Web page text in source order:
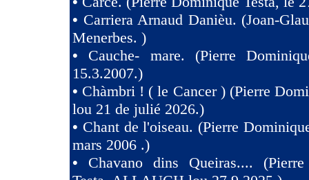
• Carriera Arnaud Danièu. (Joan-
Menerbes. )
• Cauche- mare. (Pierre
15.3.2007.)
• Chàmbri ! ( le Cancer ) (Pierre
lou 21 de julié 2026.)
• Chant de l'oiseau. (Pierre
mars 2006 .)
• Chavano dins Queiras....